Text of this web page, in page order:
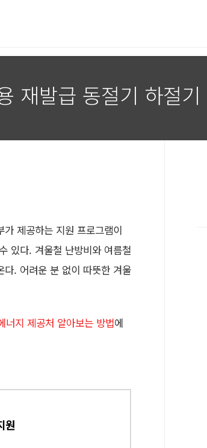
재발급 동절기 하절기
제공하는 지원 프로그램이
있다. 겨울철 난방비와 여름철
다. 어려운 분 없이 따뜻한 겨울
지 제공처 알아보는 방법에
원